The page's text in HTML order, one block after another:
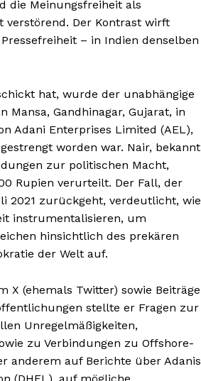
die Meinungsfreiheit als
Der Kontrast wirft
– in Indien denselben
hat, wurde der unabhängige
Mansa, Gandhinagar, Gujarat, in
Adani Enterprises Limited (AEL),
worden war. Nair, bekannt
zur politischen Macht,
Rupien verurteilt. Der Fall, der
2021 zurückgeht, verdeutlicht, wie
instrumentalisieren, um
hinsichtlich des prekären
der Welt auf.
X (ehemals Twitter) sowie Beiträge
stellte er Fragen zur
Unregelmäßigkeiten,
zu Verbindungen zu Offshore-
anderem auf Berichte über Adanis